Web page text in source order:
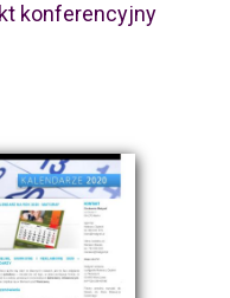
konferencyjny